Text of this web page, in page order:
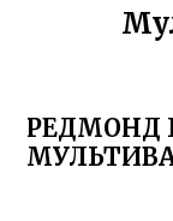
РЕДМОНД